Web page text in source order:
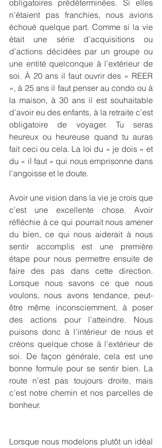
obligatoires prédéterminées. Si elles
n’étaient pas franchies, nous avions
échoué quelque part. Comme si la vie
était une série d’acquisitions ou
d’actions décidées par un groupe ou
une entité quelconque à l’extérieur de
soi. À 20 ans il faut ouvrir des « REER
», à 25 ans il faut penser au condo ou à
la maison, à 30 ans il est souhaitable
d’avoir eu des enfants, à la retraite c’est
obligatoire de voyager. Tu seras
heureux ou heureuse quand tu auras
fait ceci ou cela. La loi du « je dois » et
du « il faut » qui nous emprisonne dans
l’angoisse et le doute.
Avoir une vision dans la vie je crois que
c’est une excellente chose. Avoir
réfléchie à ce qui pourrait nous amener
du bien, ce qui nous aiderait à nous
sentir accomplis est une première
étape pour nous permettre ensuite de
faire des pas dans cette direction.
Lorsque nous savons ce que nous
voulons, nous avons tendance, peut-
être même inconsciemment, à poser
des actions pour l’atteindre. Nous
puisons donc à l’intérieur de nous et
créons quelque chose à l’extérieur de
soi. De façon générale, cela est une
bonne formule pour se sentir bien. La
route n’est pas toujours droite, mais
c’est notre chemin et nos parcelles de
bonheur.
Lorsque nous modelons plutôt un idéal